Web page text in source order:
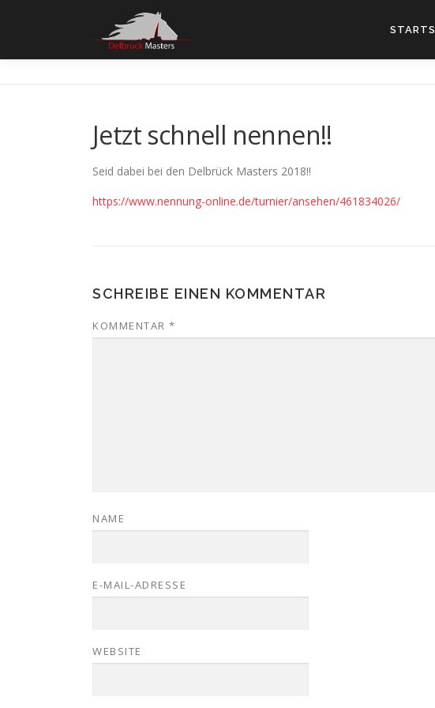
Jetzt schnell nennen!!
Seid dabei bei den Delbrück Masters 2018!!
https://www.nennung-online.de/turnier/ansehen/461834026/
SCHREIBE EINEN KOMMENTAR
KOMMENTAR *
NAME
E-MAIL-ADRESSE
WEBSITE